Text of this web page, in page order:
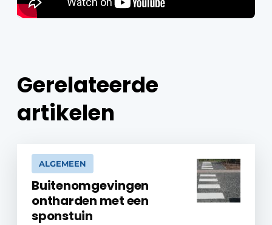
Gerelateerde
artikelen
ALGEMEEN
Buitenomgevingen
ontharden met een
sponstuin